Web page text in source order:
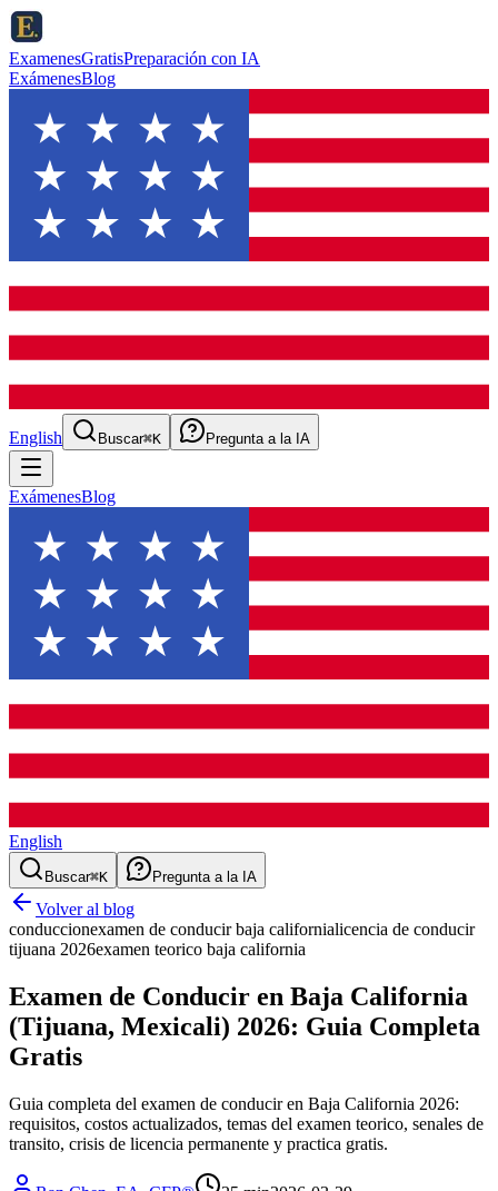
ExamenesGratisPreparación con IA
ExámenesBlog
English Buscar⌘K Pregunta a la IA
ExámenesBlog
English
Buscar⌘K Pregunta a la IA
Volver al blog
conduccionexamen de conducir baja californialicencia de conducir
tijuana 2026examen teorico baja california
Examen de Conducir en Baja California
(Tijuana, Mexicali) 2026: Guia Completa
Gratis
Guia completa del examen de conducir en Baja California 2026:
requisitos, costos actualizados, temas del examen teorico, senales de
transito, crisis de licencia permanente y practica gratis.